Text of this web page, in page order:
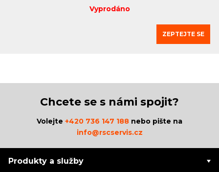
Vyprodáno
ZEPTEJTE SE
Chcete se s námi spojit?
Volejte +420 736 147 188 nebo pište na
info@rscservis.cz
Produkty a služby